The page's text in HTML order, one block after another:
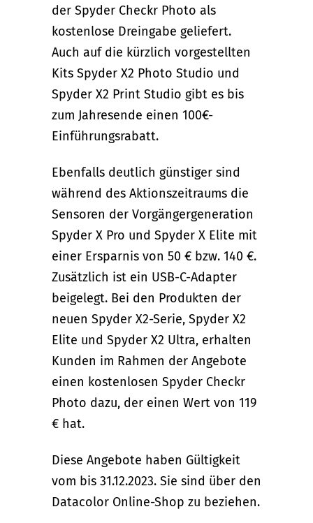
der Spyder Checkr Photo als
kostenlose Dreingabe geliefert.
Auch auf die kürzlich vorgestellten
Kits Spyder X2 Photo Studio und
Spyder X2 Print Studio gibt es bis
zum Jahresende einen 100€-
Einführungsrabatt.
Ebenfalls deutlich günstiger sind
während des Aktionszeitraums die
Sensoren der Vorgängergeneration
Spyder X Pro und Spyder X Elite mit
einer Ersparnis von 50 € bzw. 140 €.
Zusätzlich ist ein USB-C-Adapter
beigelegt. Bei den Produkten der
neuen Spyder X2-Serie, Spyder X2
Elite und Spyder X2 Ultra, erhalten
Kunden im Rahmen der Angebote
einen kostenlosen Spyder Checkr
Photo dazu, der einen Wert von 119
€ hat.
Diese Angebote haben Gültigkeit
vom bis 31.12.2023. Sie sind über den
Datacolor Online-Shop zu beziehen.